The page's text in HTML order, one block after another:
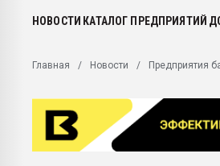
первый план в переработке
28.07.2026 "Технониколь" довольна
ситуацией на строительном рынке
Всё, что касается выдува ПЭТ
Материал поверхности пуансона для
НОВОСТИ КАТАЛОГ ПРЕДПРИЯТИЙ
Главная Новости Предприятия